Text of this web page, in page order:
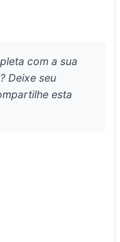
com a sua
Deixe seu
esta